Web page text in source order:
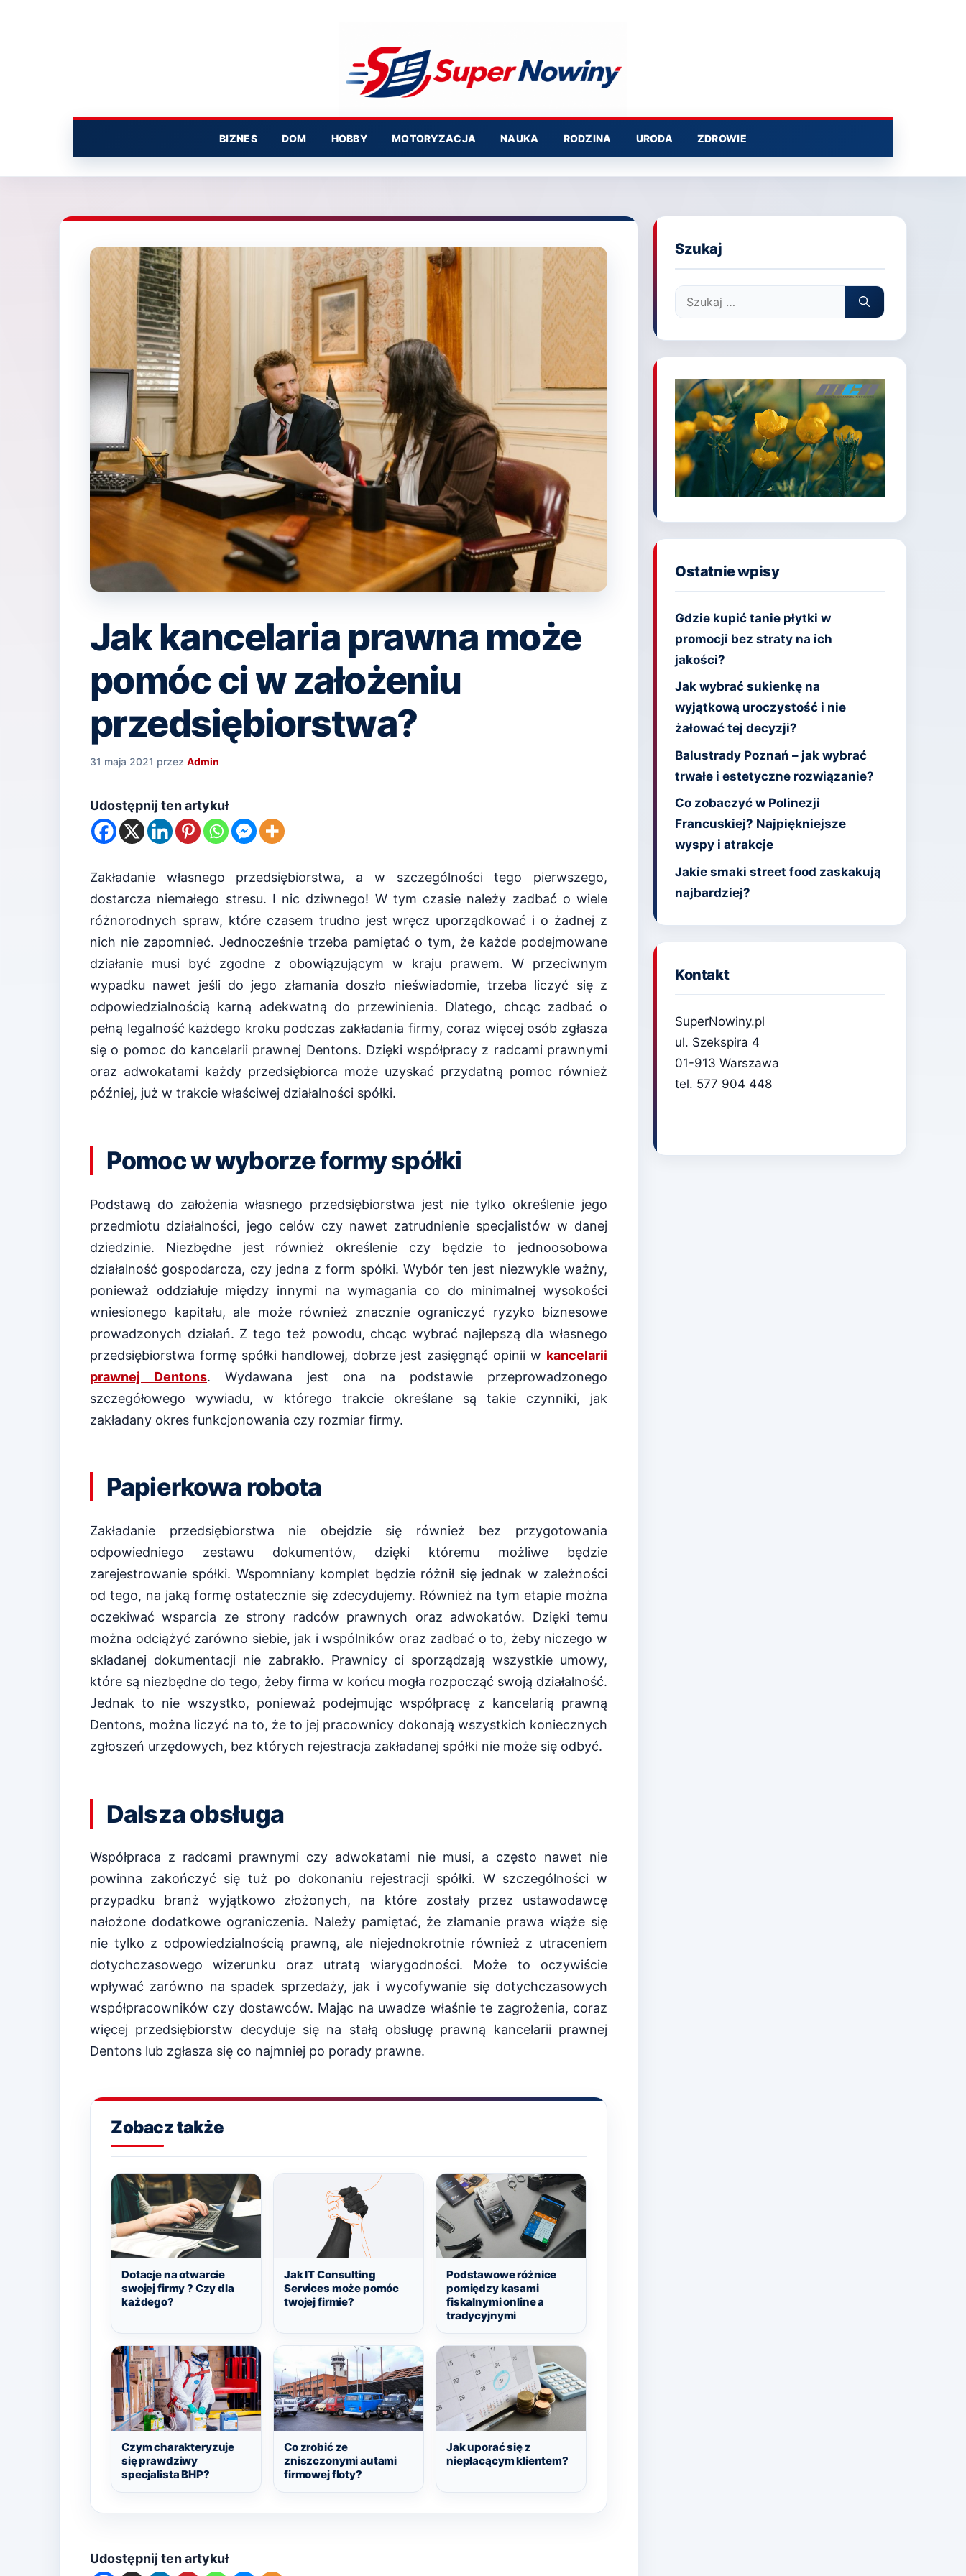
BIZNES DOM HOBBY MOTORYZACJA NAUKA RODZINA URODA ZDROWIE
Jak kancelaria prawna może
pomóc ci w założeniu
przedsiębiorstwa?
31 maja 2021 przez Admin
Udostępnij ten artykuł
Zakładanie własnego przedsiębiorstwa, a w szczególności tego pierwszego,
dostarcza niemałego stresu. I nic dziwnego! W tym czasie należy zadbać o wiele
różnorodnych spraw, które czasem trudno jest wręcz uporządkować i o żadnej z
nich nie zapomnieć. Jednocześnie trzeba pamiętać o tym, że każde podejmowane
działanie musi być zgodne z obowiązującym w kraju prawem. W przeciwnym
wypadku nawet jeśli do jego złamania doszło nieświadomie, trzeba liczyć się z
odpowiedzialnością karną adekwatną do przewinienia. Dlatego, chcąc zadbać o
pełną legalność każdego kroku podczas zakładania firmy, coraz więcej osób zgłasza
się o pomoc do kancelarii prawnej Dentons. Dzięki współpracy z radcami prawnymi
oraz adwokatami każdy przedsiębiorca może uzyskać przydatną pomoc również
później, już w trakcie właściwej działalności spółki.
Pomoc w wyborze formy spółki
Podstawą do założenia własnego przedsiębiorstwa jest nie tylko określenie jego
przedmiotu działalności, jego celów czy nawet zatrudnienie specjalistów w danej
dziedzinie. Niezbędne jest również określenie czy będzie to jednoosobowa
działalność gospodarcza, czy jedna z form spółki. Wybór ten jest niezwykle ważny,
ponieważ oddziałuje między innymi na wymagania co do minimalnej wysokości
wniesionego kapitału, ale może również znacznie ograniczyć ryzyko biznesowe
prowadzonych działań. Z tego też powodu, chcąc wybrać najlepszą dla własnego
przedsiębiorstwa formę spółki handlowej, dobrze jest zasięgnąć opinii w kancelarii
prawnej Dentons. Wydawana jest ona na podstawie przeprowadzonego
szczegółowego wywiadu, w którego trakcie określane są takie czynniki, jak
zakładany okres funkcjonowania czy rozmiar firmy.
Papierkowa robota
Zakładanie przedsiębiorstwa nie obejdzie się również bez przygotowania
odpowiedniego zestawu dokumentów, dzięki któremu możliwe będzie
zarejestrowanie spółki. Wspomniany komplet będzie różnił się jednak w zależności
od tego, na jaką formę ostatecznie się zdecydujemy. Również na tym etapie można
oczekiwać wsparcia ze strony radców prawnych oraz adwokatów. Dzięki temu
można odciążyć zarówno siebie, jak i wspólników oraz zadbać o to, żeby niczego w
składanej dokumentacji nie zabrakło. Prawnicy ci sporządzają wszystkie umowy,
które są niezbędne do tego, żeby firma w końcu mogła rozpocząć swoją działalność.
Jednak to nie wszystko, ponieważ podejmując współpracę z kancelarią prawną
Dentons, można liczyć na to, że to jej pracownicy dokonają wszystkich koniecznych
zgłoszeń urzędowych, bez których rejestracja zakładanej spółki nie może się odbyć.
Dalsza obsługa
Współpraca z radcami prawnymi czy adwokatami nie musi, a często nawet nie
powinna zakończyć się tuż po dokonaniu rejestracji spółki. W szczególności w
przypadku branż wyjątkowo złożonych, na które zostały przez ustawodawcę
nałożone dodatkowe ograniczenia. Należy pamiętać, że złamanie prawa wiąże się
nie tylko z odpowiedzialnością prawną, ale niejednokrotnie również z utraceniem
dotychczasowego wizerunku oraz utratą wiarygodności. Może to oczywiście
wpływać zarówno na spadek sprzedaży, jak i wycofywanie się dotychczasowych
współpracowników czy dostawców. Mając na uwadze właśnie te zagrożenia, coraz
więcej przedsiębiorstw decyduje się na stałą obsługę prawną kancelarii prawnej
Dentons lub zgłasza się co najmniej po porady prawne.
Zobacz także
Dotacje na otwarcie
swojej firmy ? Czy dla
każdego?
Jak IT Consulting
Services może pomóc
twojej firmie?
Podstawowe różnice
pomiędzy kasami
fiskalnymi online a
tradycyjnymi
Czym charakteryzuje
się prawdziwy
specjalista BHP?
Co zrobić ze
zniszczonymi autami
firmowej floty?
Jak uporać się z
niepłacącym klientem?
Udostępnij ten artykuł
Szukaj
Szukaj:
Ostatnie wpisy
Gdzie kupić tanie płytki w
promocji bez straty na ich
jakości?
Jak wybrać sukienkę na
wyjątkową uroczystość i nie
żałować tej decyzji?
Balustrady Poznań – jak wybrać
trwałe i estetyczne rozwiązanie?
Co zobaczyć w Polinezji
Francuskiej? Najpiękniejsze
wyspy i atrakcje
Jakie smaki street food zaskakują
najbardziej?
Kontakt
SuperNowiny.pl
ul. Szekspira 4
01-913 Warszawa
tel. 577 904 448